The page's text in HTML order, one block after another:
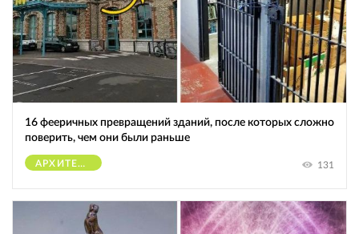
16 фееричных превращений зданий, после которых сложно
поверить, чем они были раньше
АРХИТЕКТУРА 131